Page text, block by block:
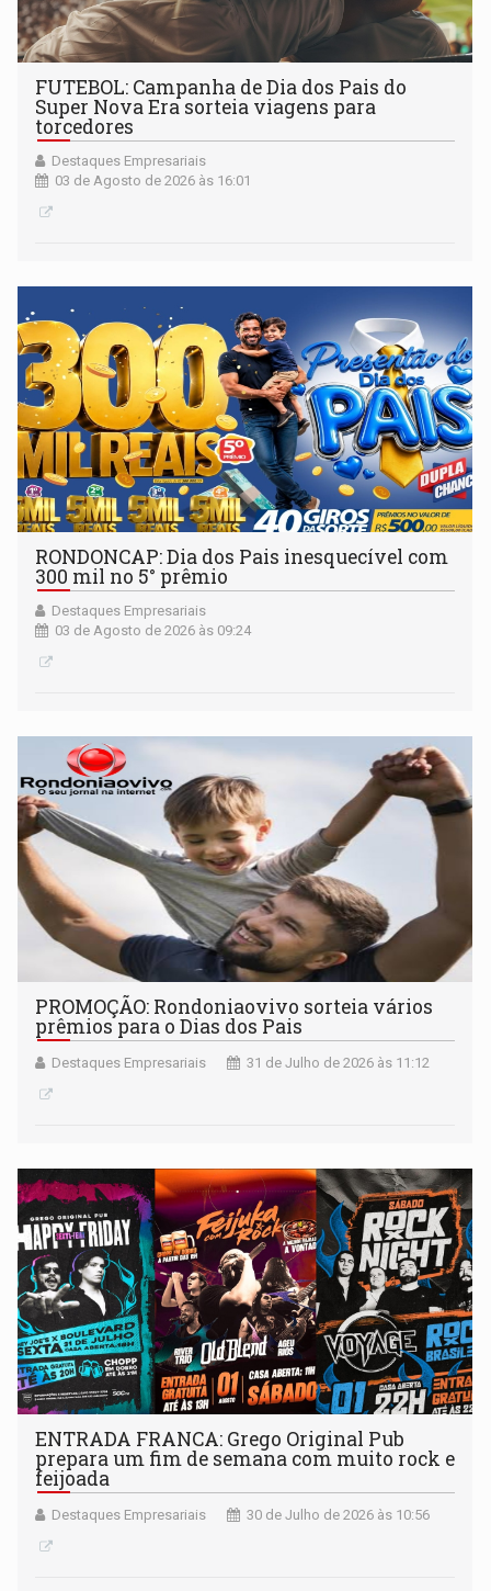
FUTEBOL: Campanha de Dia dos Pais do
Super Nova Era sorteia viagens para
torcedores
Destaques Empresariais
03 de Agosto de 2026 às 16:01
RONDONCAP: Dia dos Pais inesquecível com
300 mil no 5° prêmio
Destaques Empresariais
03 de Agosto de 2026 às 09:24
PROMOÇÃO: Rondoniaovivo sorteia vários
prêmios para o Dias dos Pais
Destaques Empresariais 31 de Julho de 2026 às 11:12
ENTRADA FRANCA: Grego Original Pub
prepara um fim de semana com muito rock e
feijoada
Destaques Empresariais 30 de Julho de 2026 às 10:56